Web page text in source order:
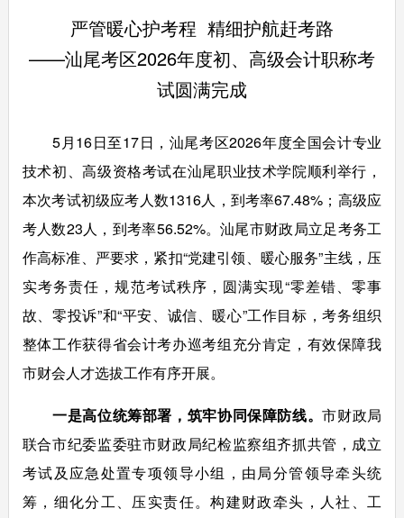
严管暖心护考程 精细护航赶考路
——汕尾考区2026年度初、高级会计职称考
试圆满完成
5月16日至17日，汕尾考区2026年度全国会计专业
技术初、高级资格考试在汕尾职业技术学院顺利举行，
本次考试初级应考人数1316人，到考率67.48%；高级应
考人数23人，到考率56.52%。汕尾市财政局立足考务工
作高标准、严要求，紧扣“党建引领、暖心服务”主线，压
实考务责任，规范考试秩序，圆满实现“零差错、零事
故、零投诉”和“平安、诚信、暖心”工作目标，考务组织
整体工作获得省会计考办巡考组充分肯定，有效保障我
市财会人才选拔工作有序开展。
一是高位统筹部署，筑牢协同保障防线。市财政局
联合市纪委监委驻市财政局纪检监察组齐抓共管，成立
考试及应急处置专项领导小组，由局分管领导牵头统
筹，细化分工、压实责任。构建财政牵头，人社、工